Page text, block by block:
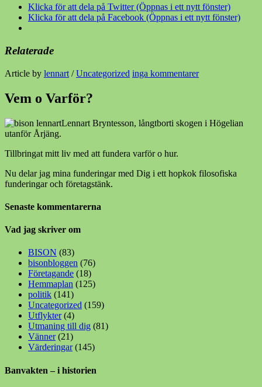
Klicka för att dela på Twitter (Öppnas i ett nytt fönster)
Klicka för att dela på Facebook (Öppnas i ett nytt fönster)
Relaterade
Article by lennart /Uncategorized inga kommentarer
Vem o Varför?
Lennart Bryntesson, långtborti skogen i Högelian
utanför Årjäng.
Tillbringat mitt liv med att fundera varför o hur.
Nu delar jag mina funderingar med Dig i ett hopkok filosofiska
funderingar och företagstänk.
Senaste kommentarerna
Vad jag skriver om
BISON (83)
bisonbloggen (76)
Företagande (18)
Hemmaplan (125)
politik (141)
Uncategorized (159)
Utflykter(4)
Utmaning till dig (81)
Vänner(21)
Värderingar(145)
Banvakten – i historien